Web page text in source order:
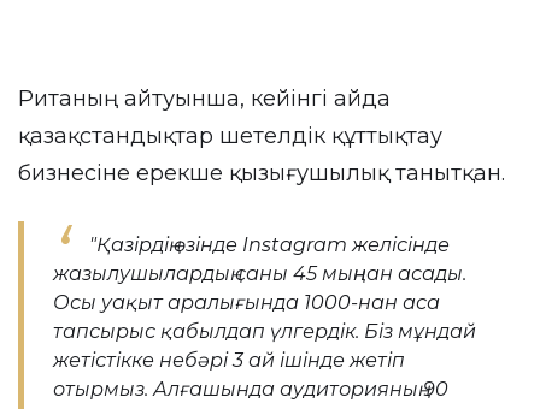
Ританың айтуынша, кейінгі айда
қазақстандықтар шетелдік құттықтау
бизнесіне ерекше қызығушылық танытқан.
"Қазірдің өзінде Instagram желісінде
жазылушылардың саны 45 мыңнан асады.
Осы уақыт аралығында 1000-нан аса
тапсырыс қабылдап үлгердік. Біз мұндай
жетістікке небәрі 3 ай ішінде жетіп
отырмыз. Алғашында аудиторияның 90